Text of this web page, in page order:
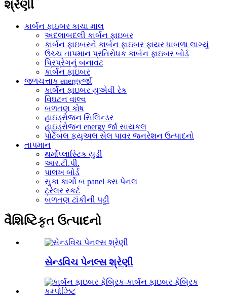
શ્રેણી
કાર્બન ફાઇબર કાચા માલ
અદલાબદલી કાર્બન ફાઇબર
કાર્બન ફાઇબરને કાર્બન ફાઇબર ફાયર ધાબળા લાગ્યું
ઉચ્ચ તાપમાન પ્રતિરોધક કાર્બન ફાઇબર બોર્ડ
પ્રિપ્રેગનું બનાવટ
કાર્બન ફાઇબર
જળચત્તાક energyર્જા
કાર્બન ફાઇબર યુએવી રેક
વિઘટન વાલ્વ
બળતણ કોષ
હાઇડ્રોજન સિલિન્ડર
હાઇડ્રોજન energy ર્જા સાયકલ
પોર્ટેબલ ફ્યુઅલ સેલ પાવર જનરેશન ઉત્પાદનો
તાપમાન
થર્મોપ્લાસ્ટિક યુડી
આર.ટી.પી.
પાલખ બોર્ડ
સુકા કાર્ગો બ panel ક્સ પેનલ
ટ્રેલર સ્કર્ટ
બળતણ ટાંકીની પટ્ટી
વૈશિષ્ટિકૃત ઉત્પાદનો
સેન્ડવિચ પેનલ્સ શ્રેણી